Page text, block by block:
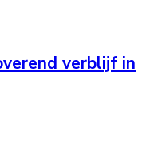
verblijf in